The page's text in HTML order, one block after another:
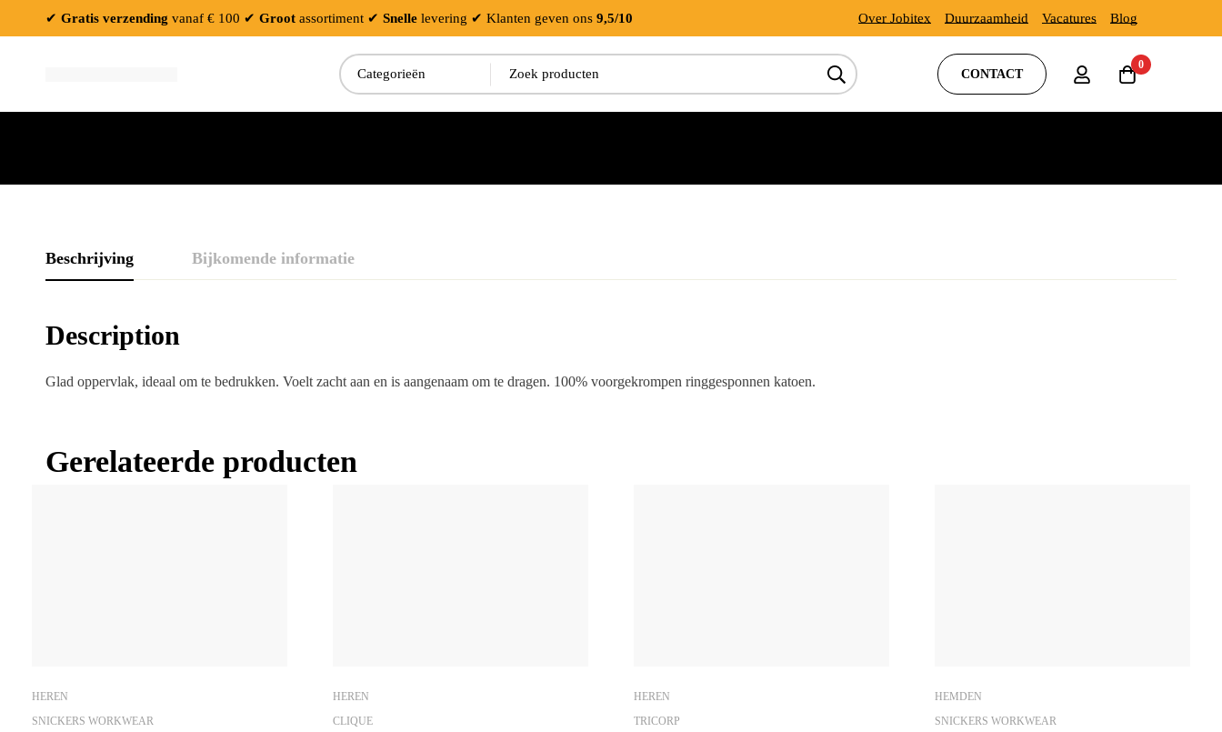
✔ Gratis verzending vanaf € 100 ✔ Groot assortiment ✔ Snelle levering ✔ Klanten geven ons 9,5/10 Over Jobitex Duurzaamheid Vacatures Blog
Zoeken:
CONTACT
0
Beschrijving Bijkomende informatie
Description
Glad oppervlak, ideaal om te bedrukken. Voelt zacht aan en is aangenaam om te dragen. 100% voorgekrompen ringgesponnen katoen.
Gerelateerde producten
HEREN
SNICKERS WORKWEAR
HEREN
CLIQUE
HEREN
TRICORP
HEMDEN
SNICKERS WORKWEAR